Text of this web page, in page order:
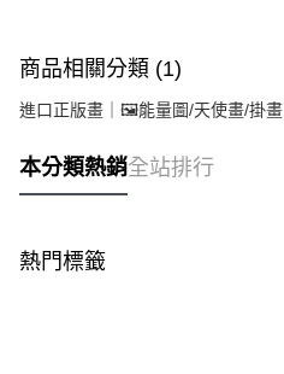
商品相關分類 (1)
進口正版畫｜🖼️能量圖/天使畫/掛畫
本分類熱銷全站排行
熱門標籤